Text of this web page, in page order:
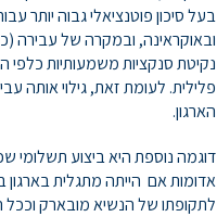
בעל סיכון פוטנציאלי גבוה יותר
ובאוקראינה, ובמקרה של עבירה
נקיטת סנקציות משמעותיות כלפי
פלילית. לעומת זאת, גילוי אותה
הארגון.
דוגמה נוספת היא ביצוע תשלומי
אדומות אם הייתה מתגלית בארגון
לתקופתו של הנשיא מובארק וככל